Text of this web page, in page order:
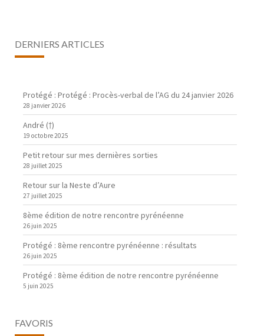
DERNIERS ARTICLES
Protégé : Protégé : Procès-verbal de l’AG du 24 janvier 2026
28 janvier 2026
André (†)
19 octobre 2025
Petit retour sur mes dernières sorties
28 juillet 2025
Retour sur la Neste d’Aure
27 juillet 2025
8ème édition de notre rencontre pyrénéenne
26 juin 2025
Protégé : 8ème rencontre pyrénéenne : résultats
26 juin 2025
Protégé : 8ème édition de notre rencontre pyrénéenne
5 juin 2025
FAVORIS